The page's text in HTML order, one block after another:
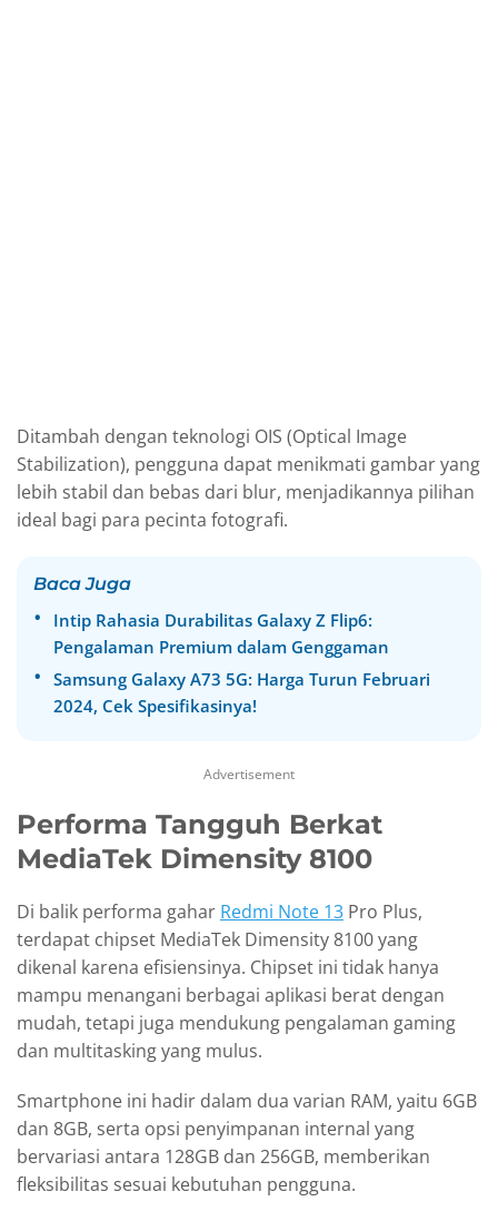
Ditambah dengan teknologi OIS (Optical Image
Stabilization), pengguna dapat menikmati gambar yang
lebih stabil dan bebas dari blur, menjadikannya pilihan
ideal bagi para pecinta fotografi.
Baca Juga
Intip Rahasia Durabilitas Galaxy Z Flip6:
Pengalaman Premium dalam Genggaman
Samsung Galaxy A73 5G: Harga Turun Februari
2024, Cek Spesifikasinya!
Advertisement
Performa Tangguh Berkat
MediaTek Dimensity 8100
Di balik performa gahar Redmi Note 13 Pro Plus,
terdapat chipset MediaTek Dimensity 8100 yang
dikenal karena efisiensinya. Chipset ini tidak hanya
mampu menangani berbagai aplikasi berat dengan
mudah, tetapi juga mendukung pengalaman gaming
dan multitasking yang mulus.
Smartphone ini hadir dalam dua varian RAM, yaitu 6GB
dan 8GB, serta opsi penyimpanan internal yang
bervariasi antara 128GB dan 256GB, memberikan
fleksibilitas sesuai kebutuhan pengguna.